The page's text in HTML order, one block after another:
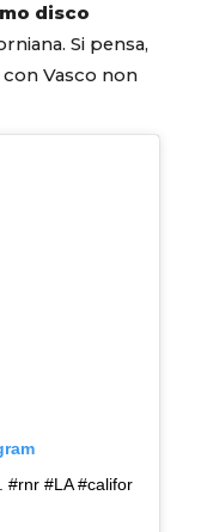
disco
Si pensa,
Vasco non
#rnr #LA #califor